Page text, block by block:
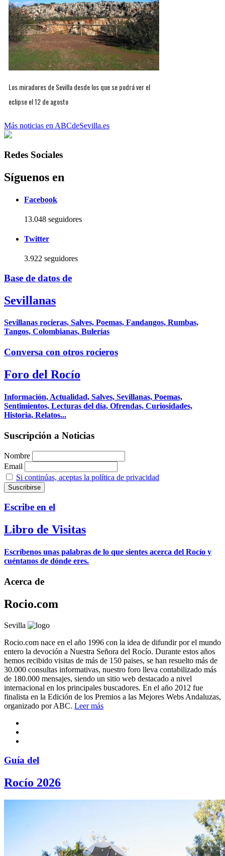
Los miradores de Sevilla desde los que se podrá ver el
eclipse el 12 de agosto
Más noticias en ABCdeSevilla.es
Redes Sociales
Síguenos en
Facebook
13.048 seguidores
Twitter
3.922 seguidores
Base de datos de
Sevillanas
Sevillanas rocieras, Salves, Poemas, Fandangos, Rumbas,
Tangos, Colombianas, Bulerías
Conversa con otros rocieros
Foro del Rocío
Información, Actualidad, Salves, Sevillanas, Poemas,
Sentimientos, Lecturas del día, Ofrendas, Curiosidades,
Historia, Relatos...
Suscripción a Noticias
Nombre
Email
Si continúas, aceptas la política de privacidad
Escribe en el
Libro de Visitas
Escríbenos unas palabras de lo que sientes acerca del Rocío y
cuéntanos de dónde eres.
Acerca de
Rocio.com
Sevilla
Rocio.com nace en el año 1996 con la idea de difundir por el mundo
entero la devoción a Nuestra Señora del Rocío. Durante estos años
hemos recibido visitas de más de 150 paises, se han resuelto más de
30.000 consultas informativas, nuestro foro lleva contabilizado más
de 180.000 mensajes, siendo un sitio web destacado a nivel
internacional en los principales buscadores. En el año 2012 fue
finalista en la Edición de los Premios a las Mejores Webs Andaluzas,
organizado por ABC. Leer más
Guía del
Rocío 2026